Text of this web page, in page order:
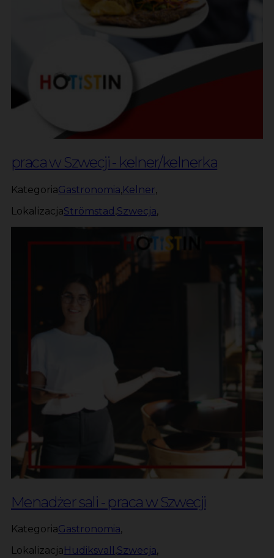
praca w Szwecji - kelner/kelnerka
KategoriaGastronomia,Kelner,
LokalizacjaStrömstad ,Szwecja,
Menadżer sali - praca w Szwecji
KategoriaGastronomia,
Lokalizacja Hudiksvall ,Szwecja,